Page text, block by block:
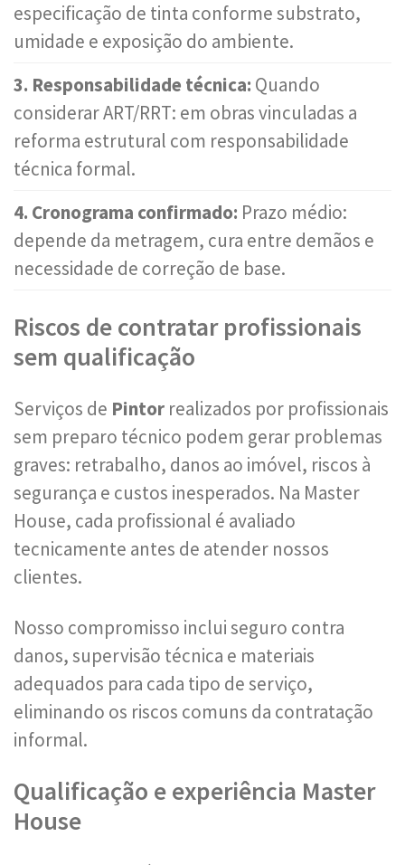
especificação de tinta conforme substrato,
umidade e exposição do ambiente.
3. Responsabilidade técnica: Quando
considerar ART/RRT: em obras vinculadas a
reforma estrutural com responsabilidade
técnica formal.
4. Cronograma confirmado: Prazo médio:
depende da metragem, cura entre demãos e
necessidade de correção de base.
Riscos de contratar profissionais
sem qualificação
Serviços de Pintor realizados por profissionais
sem preparo técnico podem gerar problemas
graves: retrabalho, danos ao imóvel, riscos à
segurança e custos inesperados. Na Master
House, cada profissional é avaliado
tecnicamente antes de atender nossos
clientes.
Nosso compromisso inclui seguro contra
danos, supervisão técnica e materiais
adequados para cada tipo de serviço,
eliminando os riscos comuns da contratação
informal.
Qualificação e experiência Master
House